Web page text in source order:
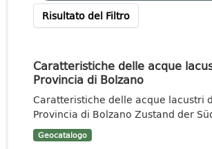
Risultato del Filtro
Caratteristiche delle acque
Provincia di Bolzano
Caratteristiche delle acque lacustri
Provincia di Bolzano Zustand der
Geocatalogo